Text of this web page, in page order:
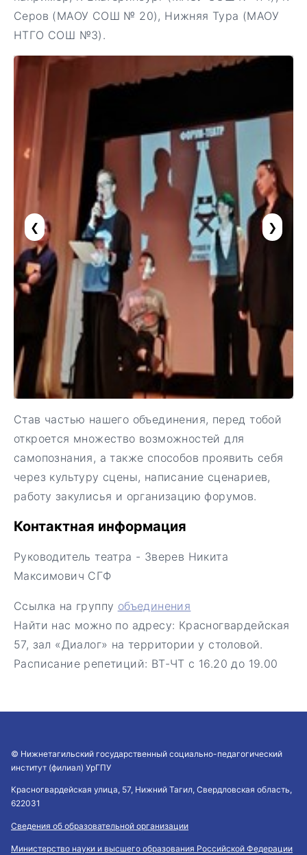
Серов (МАОУ СОШ № 20), Нижняя Тура (МАОУ
НТГО СОШ №3).
❮ ❯
Став частью нашего объединения, перед тобой
откроется множество возможностей для
самопознания, а также способов проявить себя
через культуру сцены, написание сценариев,
работу закулисья и организацию форумов.
Контактная информация
Руководитель театра - Зверев Никита
Максимович СГФ
Ссылка на группу объединения
Найти нас можно по адресу: Красногвардейская
57, зал «Диалог» на территории у столовой.
Расписание репетиций: ВТ-ЧТ с 16.20 до 19.00
© Нижнетагильский государственный социально-педагогический
институт (филиал) УрГПУ
Красногвардейская улица, 57, Нижний Тагил, Свердловская область,
622031
Сведения об образовательной организации
Министерство науки и высшего образования Российской Федерации